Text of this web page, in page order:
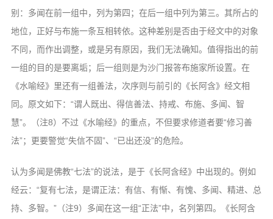
别：多闻在前一组中，列为第四；在后一组中列为第三。其所占的
地位，正好与布施一条互相转依。这种差别是否由于经文中的对象
不同，而作出调整，或是另有原因，我们无法确知。值得指出的前
一组的目的是要离垢；后一组则是为沙门报答布施家所设置。在
《水喻经》里还有一组善法，次序则与前引的《长阿含》经文相
同。原文如下：“谓人既出、得信善法、持戒、布施、多闻、智
慧”。（注8）不过《水喻经》的重点，不但要求修道者要“修习善
法”；更要警觉“失信不固”、“已出还没”的危险。
认为多闻是佛教“七法”的说法，是于《长阿含经》中出现的。例如
经云：“复有七法，是谓正法：有信、有惭、有愧、多闻、精进、总
持、多智。”（注9）多闻在这一组“正法”中，名列第四。《长阿含